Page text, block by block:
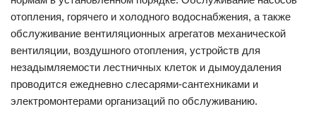
отопления, горячего и холодного водоснабжения, а также
обслуживание вентиляционных агрегатов механической
вентиляции, воздушного отопления, устройств для
незадымляемости лестничных клеток и дымоудаления
проводится ежедневно слесарями-сантехниками и
электромонтерами организаций по обслуживанию.